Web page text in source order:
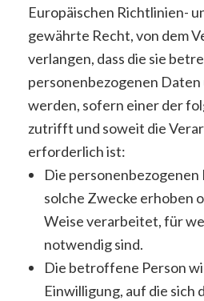
Europäischen Richtlinien-
gewährte Recht, von dem
verlangen, dass die sie
personenbezogenen
werden, sofern einer der
zutrifft und soweit die
erforderlich ist:
Die
solche Zwecke erhoben
Weise verarbeitet, für
notwendig sind.
Die betroffene Person
Einwilligung, auf die sich